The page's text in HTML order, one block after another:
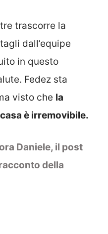
trascorre la
dall’equipe
in questo
Fedez sta
visto che la
è irremovibile.
Daniele, il post
della